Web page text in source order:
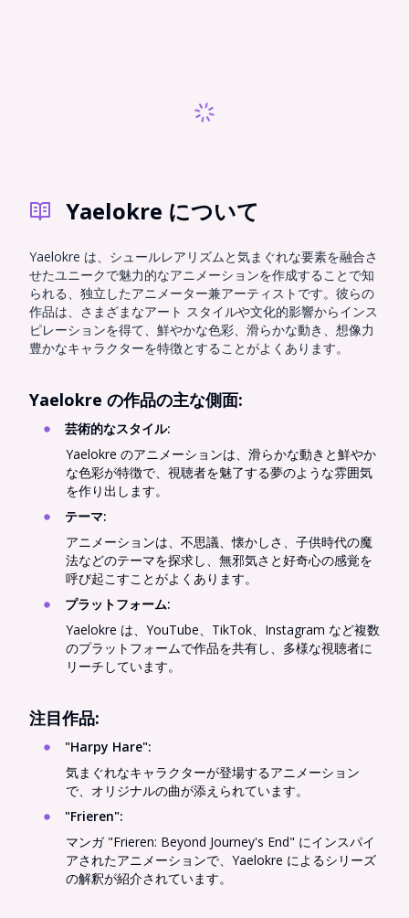
Yaelokre について
Yaelokre は、シュールレアリズムと気まぐれな要素を融合さ
せたユニークで魅力的なアニメーションを作成することで知
られる、独立したアニメーター兼アーティストです。彼らの
作品は、さまざまなアート スタイルや文化的影響からインス
ピレーションを得て、鮮やかな色彩、滑らかな動き、想像力
豊かなキャラクターを特徴とすることがよくあります。
Yaelokre の作品の主な側面:
芸術的なスタイル:
Yaelokre のアニメーションは、滑らかな動きと鮮やか
な色彩が特徴で、視聴者を魅了する夢のような雰囲気
を作り出します。
テーマ:
アニメーションは、不思議、懐かしさ、子供時代の魔
法などのテーマを探求し、無邪気さと好奇心の感覚を
呼び起こすことがよくあります。
プラットフォーム:
Yaelokre は、YouTube、TikTok、Instagram など複数
のプラットフォームで作品を共有し、多様な視聴者に
リーチしています。
注目作品:
"Harpy Hare":
気まぐれなキャラクターが登場するアニメーション
で、オリジナルの曲が添えられています。
"Frieren":
マンガ "Frieren: Beyond Journey's End" にインスパイ
アされたアニメーションで、Yaelokre によるシリーズ
の解釈が紹介されています。